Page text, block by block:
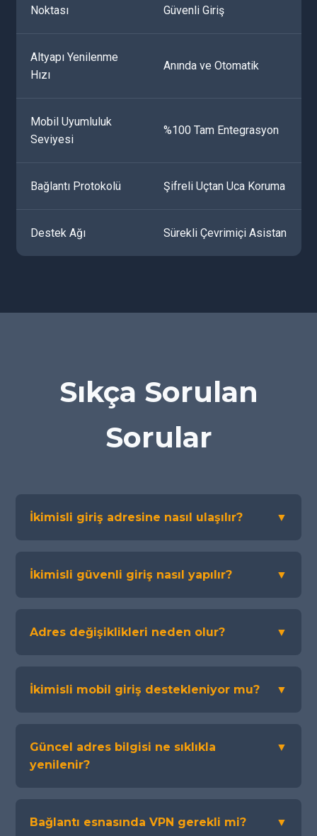
Noktası
Güvenli Giriş
Altyapı Yenilenme
Hızı
Anında ve Otomatik
Mobil Uyumluluk
Seviyesi
%100 Tam Entegrasyon
Bağlantı Protokolü Şifreli Uçtan Uca Koruma
Destek Ağı Sürekli Çevrimiçi Asistan
Sıkça Sorulan
Sorular
İkimisli giriş adresine nasıl ulaşılır? ▼
İkimisli güvenli giriş nasıl yapılır? ▼
Adres değişiklikleri neden olur? ▼
İkimisli mobil giriş destekleniyor mu? ▼
Güncel adres bilgisi ne sıklıkla
yenilenir?
▼
Bağlantı esnasında VPN gerekli mi? ▼